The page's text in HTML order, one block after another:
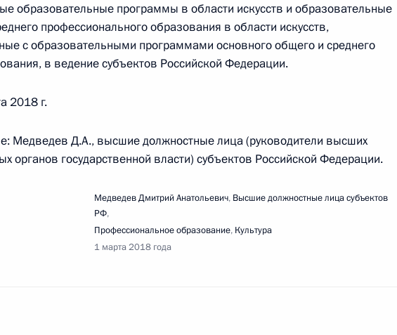
года, пятница
по итогам завершения работ по уничтожению химического
16:00 11 поручений
образовательные программы в области искусств и образовательные
профессионального образования в области искусств,
с образовательными программами основного общего и среднего
в ведение субъектов Российской Федерации.
2018 г.
Медведев Д.А., высшие должностные лица (руководители высших
органов государственной власти) субъектов Российской Федерации.
Медведев Дмитрий Анатольевич, Высшие должностные лица субъектов
РФ,
Профессиональное образование, Культура
1 марта 2018 года